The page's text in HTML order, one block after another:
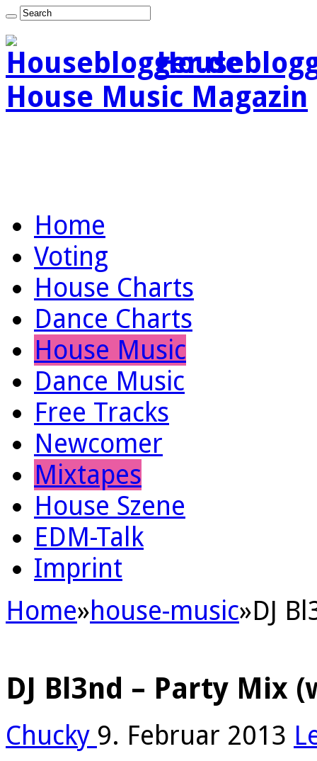
House Music Magazin
Home
Voting
House Charts
Dance Charts
House Music
Dance Music
Free Tracks
Newcomer
Mixtapes
House Szene
EDM-Talk
Imprint
Home»house-music»DJ
DJ Bl3nd – Party Mix
Chucky 9. Februar 2013